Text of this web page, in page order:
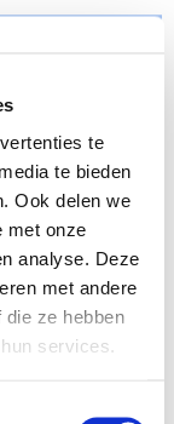
te
te bieden
Ook delen we
met onze
analyse. Deze
met andere
ze hebben
services.